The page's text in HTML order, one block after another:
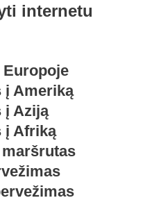
internetu
į Ameriką
į Aziją
į Afriką